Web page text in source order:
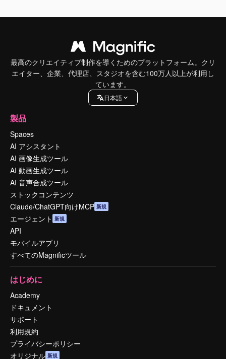
最高のクリエイティブ制作を導くためのプラットフォーム。クリ
エイター、企業、代理店、スタジオを含む100万人以上が利用し
ています。
日本語
製品
Spaces
AI アシスタント
AI 画像生成ツール
AI 動画生成ツール
AI 音声合成ツール
ストックコンテンツ
Claude/ChatGPT向けMCP 新規
エージェント 新規
API
モバイルアプリ
すべてのMagnificツール
はじめに
Academy
ドキュメント
サポート
利用規約
プライバシーポリシー
オリジナル 新規